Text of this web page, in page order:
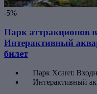
-5%
Парк аттракционов
Интерактивный
билет
Парк Xcaret:
Интерактивный